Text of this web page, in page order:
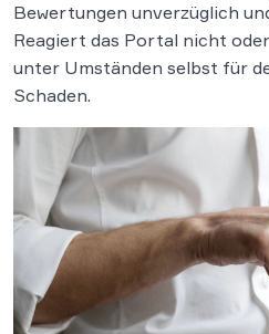
Bewertungen unverzüglich
Reagiert das Portal nicht
unter Umständen selbst für
Schaden.